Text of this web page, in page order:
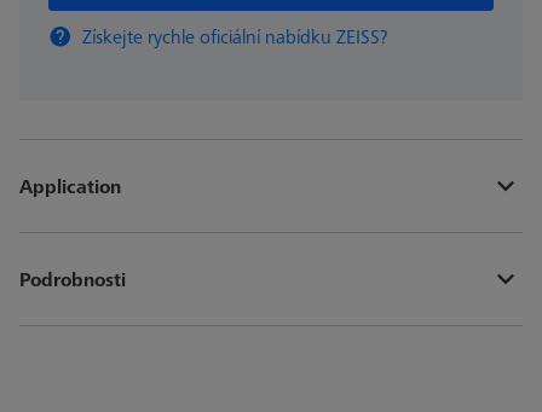
Získejte rychle oficiální nabídku ZEISS?
Application
Podrobnosti